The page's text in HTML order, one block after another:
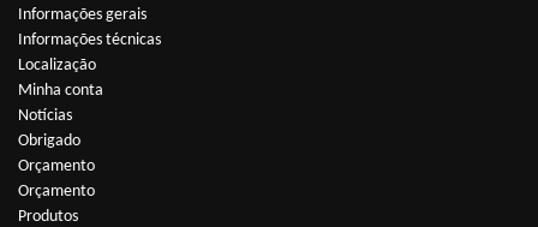
Informações gerais
Informações técnicas
Localização
Minha conta
Notícias
Obrigado
Orçamento
Orçamento
Produtos